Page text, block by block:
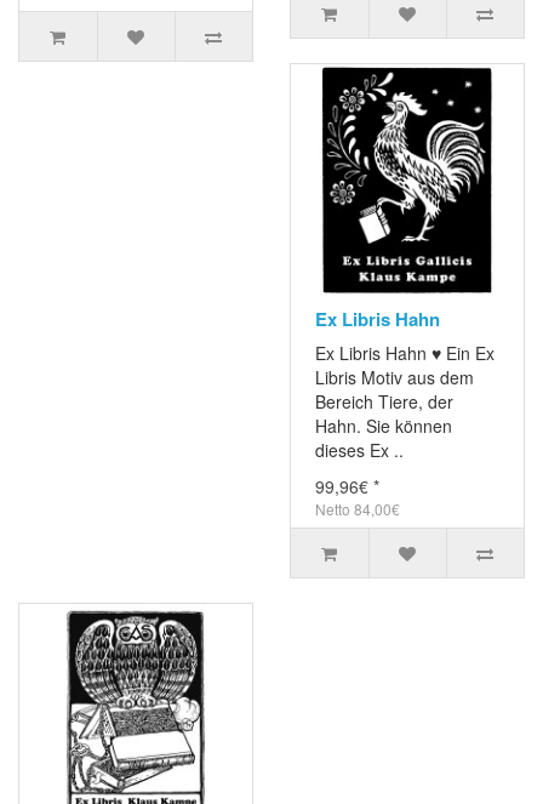
Ex Libris Hahn
Ex Libris Hahn ♥ Ein Ex
Libris Motiv aus dem
Bereich Tiere, der
Hahn. Sie können
dieses Ex ..
99,96€ *
Netto 84,00€